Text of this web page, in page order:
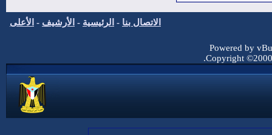
الاتصال بنا - الرئيسية - الأرشيف - الأعلى
Powered by
Copyright